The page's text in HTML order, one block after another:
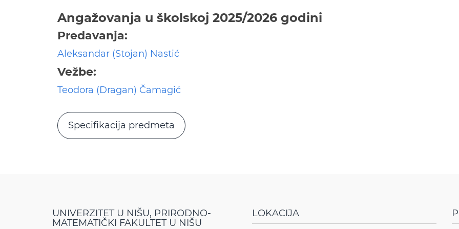
Angažovanja u školskoj 2025/2026 godini
Predavanja:
Aleksandar (Stojan) Nastić
Vežbe:
Teodora (Dragan) Čamagić
Specifikacija predmeta
UNIVERZITET U NIŠU, PRIRODNO-
MATEMATIČKI FAKULTET U NIŠU
LOKACIJA